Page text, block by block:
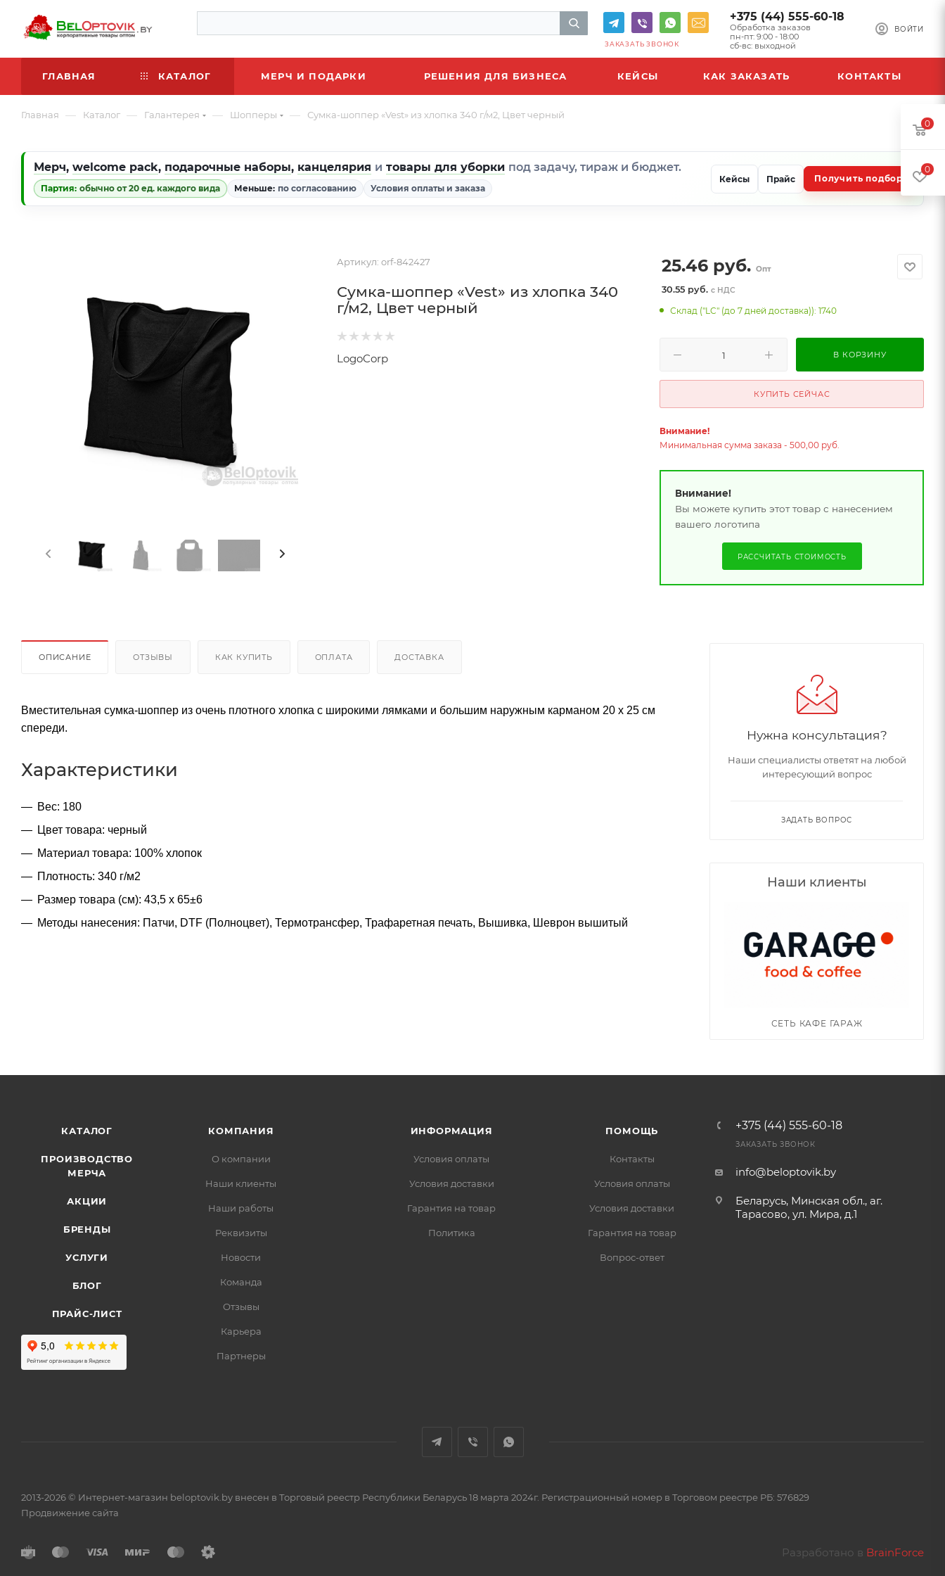
ВОЙТИ
+375 (44) 555-60-18
Обработка заказов
пн-пт: 9:00 - 18:00
сб-вс: выходной
ЗАКАЗАТЬ ЗВОНОК
ГЛАВНАЯ КАТАЛОГ МЕРЧ И ПОДАРКИ РЕШЕНИЯ ДЛЯ БИЗНЕСА КЕЙСЫ КАК ЗАКАЗАТЬ КОНТАКТЫ
Главная — Каталог — Галантерея — Шопперы — Сумка-шоппер «Vest» из хлопка 340 г/м2, Цвет черный
Мерч, welcome pack, подарочные наборы, канцелярия и товары для уборки под задачу, тираж и бюджет.
Партия: обычно от 20 ед. каждого вида Меньше: по согласованию Условия оплаты и заказа
Кейсы Прайс Получить подбор
Артикул: orf-842427
Сумка-шоппер «Vest» из хлопка 340
г/м2, Цвет черный
LogoCorp
25.46 руб. Опт
30.55 руб.с НДС
Склад ("LC" (до 7 дней доставка)): 1740
В КОРЗИНУ
КУПИТЬ СЕЙЧАС
Внимание!
Минимальная сумма заказа - 500,00 руб.
Внимание!
Вы можете купить этот товар с нанесением
вашего логотипа
РАССЧИТАТЬ СТОИМОСТЬ
ОПИСАНИЕ ОТЗЫВЫ КАК КУПИТЬ ОПЛАТА ДОСТАВКА
Вместительная сумка-шоппер из очень плотного хлопка с широкими лямками и большим наружным карманом 20 x 25 см
спереди.
Характеристики
Вес: 180
Цвет товара: черный
Материал товара: 100% хлопок
Плотность: 340 г/м2
Размер товара (см): 43,5 х 65±6
Методы нанесения: Патчи, DTF (Полноцвет), Термотрансфер, Трафаретная печать, Вышивка, Шеврон вышитый
Нужна консультация?
Наши специалисты ответят на любой
интересующий вопрос
ЗАДАТЬ ВОПРОС
Наши клиенты
СЕТЬ КАФЕ ГАРАЖ
КАТАЛОГ
ПРОИЗВОДСТВО
МЕРЧА
АКЦИИ
БРЕНДЫ
УСЛУГИ
БЛОГ
ПРАЙС-ЛИСТ
КОМПАНИЯ
О компании
Наши клиенты
Наши работы
Реквизиты
Новости
Команда
Отзывы
Карьера
Партнеры
ИНФОРМАЦИЯ
Условия оплаты
Условия доставки
Гарантия на товар
Политика
ПОМОЩЬ
Контакты
Условия оплаты
Условия доставки
Гарантия на товар
Вопрос-ответ
+375 (44) 555-60-18
ЗАКАЗАТЬ ЗВОНОК
info@beloptovik.by
Беларусь, Минская обл., аг.
Тарасово, ул. Мира, д.1
2013-2026 © Интернет-магазин beloptovik.by внесен в Торговый реестр Республики Беларусь 18 марта 2024г. Регистрационный номер в Торговом реестре РБ: 576829
Продвижение сайта
Разработано в BrainForce
0
0